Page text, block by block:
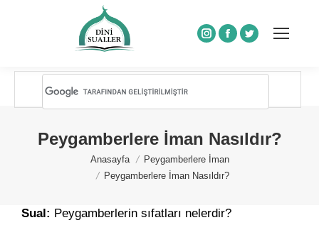
Instagram
Facebook
Twitter
Peygamberlere İman Nasıldır?
You are here:Anasayfa
Peygamberlere İman
Peygamberlere İman Nasıldır?
Sual: Peygamberlerin sıfatları nelerdir?